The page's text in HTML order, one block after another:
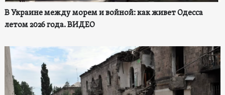
В Украине между морем и войной: как живет Одесса
летом 2026 года. ВИДЕО